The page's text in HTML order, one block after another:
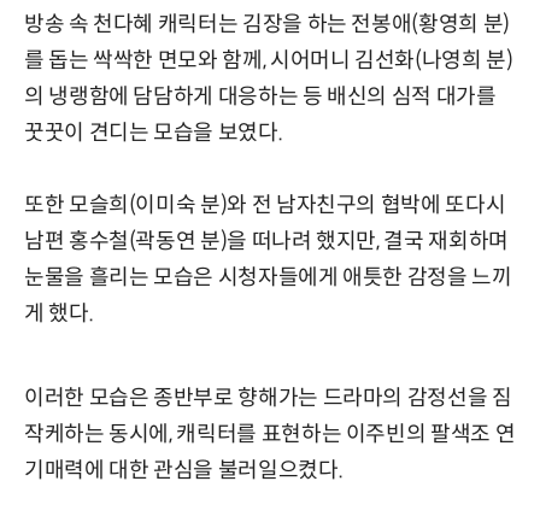
방송 속 천다혜 캐릭터는 김장을 하는 전봉애(황영희 분)
를 돕는 싹싹한 면모와 함께, 시어머니 김선화(나영희 분)
의 냉랭함에 담담하게 대응하는 등 배신의 심적 대가를
꿋꿋이 견디는 모습을 보였다.
또한 모슬희(이미숙 분)와 전 남자친구의 협박에 또다시
남편 홍수철(곽동연 분)을 떠나려 했지만, 결국 재회하며
눈물을 흘리는 모습은 시청자들에게 애틋한 감정을 느끼
게 했다.
이러한 모습은 종반부로 향해가는 드라마의 감정선을 짐
작케하는 동시에, 캐릭터를 표현하는 이주빈의 팔색조 연
기매력에 대한 관심을 불러일으켰다.